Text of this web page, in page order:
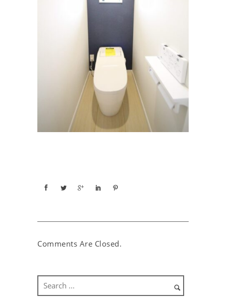
Comments Are Closed.